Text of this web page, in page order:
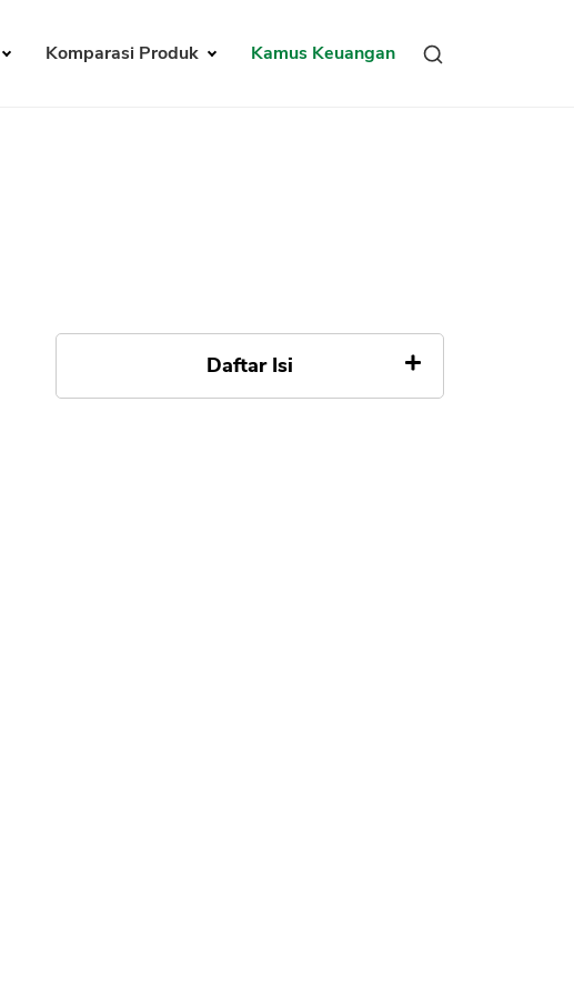
Komparasi Produk Kamus Keuangan
Daftar Isi